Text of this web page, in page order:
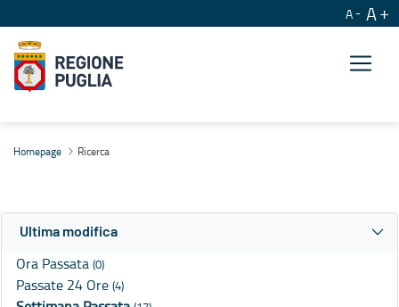
A A
Homepage Ricerca
Ultima modifica
Ora Passata (0)
Passate 24 Ore (4)